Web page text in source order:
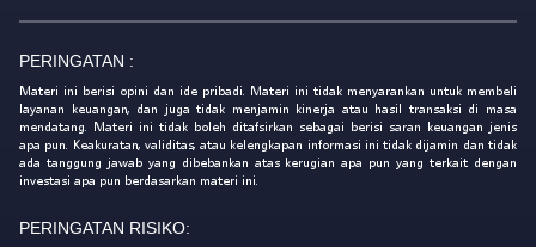
PERINGATAN :
Materi ini berisi opini dan ide pribadi. Materi ini tidak menyarankan untuk membeli
layanan keuangan, dan juga tidak menjamin kinerja atau hasil transaksi di masa
mendatang. Materi ini tidak boleh ditafsirkan sebagai berisi saran keuangan jenis
apa pun. Keakuratan, validitas, atau kelengkapan informasi ini tidak dijamin dan tidak
ada tanggung jawab yang dibebankan atas kerugian apa pun yang terkait dengan
investasi apa pun berdasarkan materi ini.
PERINGATAN RISIKO: